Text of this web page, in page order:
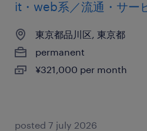
it・web系／流通・サー
東京都品川区, 東京都
permanent
¥321,000 per month
posted 7 july 2026